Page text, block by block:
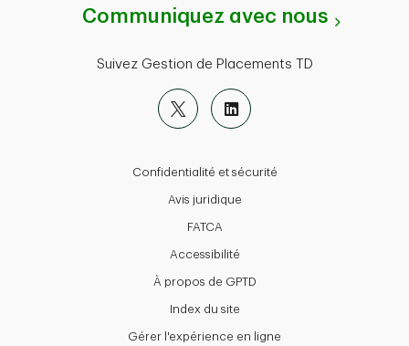
Communiquez avec nous
Suivez Gestion de Placements TD
Confidentialité et sécurité
Avis juridique
FATCA
Accessibilité
À propos de GPTD
Index du site
Gérer l'expérience en ligne